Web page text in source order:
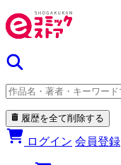
履歴を全て削除する
ログイン 会員登録